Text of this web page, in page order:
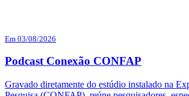
Em 03/08/2026
Podcast Conexão CONFAP
Gravado diretamente do estúdio instalado na